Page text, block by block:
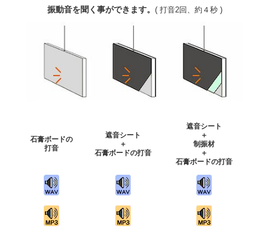
振動音を聞く事ができます。 ( 打音2回、約４秒 )
石膏ボードの
打音
遮音シート
＋
石膏ボードの打音
遮音シート
＋
制振材
＋
石膏ボードの打音